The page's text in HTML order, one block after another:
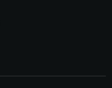
Tecnici